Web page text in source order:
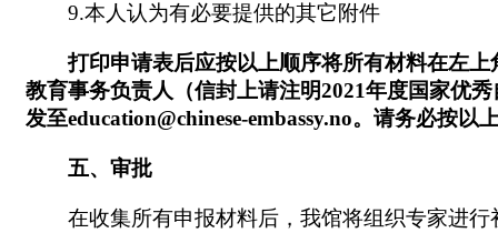
9.本人认为有必要提供的其它附件
打印申请表后应按以上顺序将所有材料在左
教育事务负责人 （信封上请注明2021年度国家优
发至education@chinese-embassy.no。 请务必按以
五、审批
在收集所有申报材料后，我馆将组织专家进